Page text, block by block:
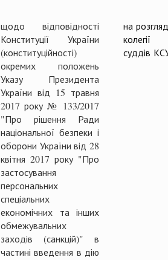
щодо відповідності
Конституції України
(конституційності)
окремих положень
Указу Президента
України від 15 травня
2017 року № 133/2017
"Про рішення Ради
національної безпеки і
оборони України від 28
квітня 2017 року "Про
застосування
персональних
спеціальних
економічних та інших
обмежувальних
заходів (санкцій)" в
частині введення в дію
на
колегії
суддів